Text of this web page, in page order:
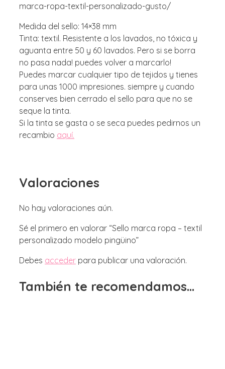
marca-ropa-textil-personalizado-gusto/
Medida del sello: 14×38 mm
Tinta: textil. Resistente a los lavados, no tóxica y
aguanta entre 50 y 60 lavados. Pero si se borra
no pasa nada! puedes volver a marcarlo!
Puedes marcar cualquier tipo de tejidos y tienes
para unas 1000 impresiones. siempre y cuando
conserves bien cerrado el sello para que no se
seque la tinta.
Si la tinta se gasta o se seca puedes pedirnos un
recambio aquí.
Valoraciones
No hay valoraciones aún.
Sé el primero en valorar “Sello marca ropa – textil
personalizado modelo pingüino”
Debes acceder para publicar una valoración.
También te recomendamos…